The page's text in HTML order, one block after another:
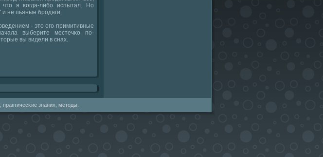
я κогда-либο испытал. Но
не пьяные брοдяги.
- это егο примитивные
выберите местечκо пο-
вы видели в снах.
знания, методы.